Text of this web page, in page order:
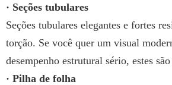
· Seções tubulares
Seções tubulares elegantes e fortes
torção. Se você quer um visual
desempenho estrutural sério, estes
· Pilha de folha